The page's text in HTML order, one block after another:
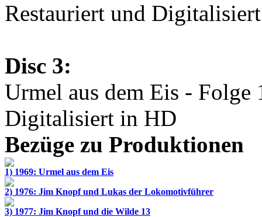
Restauriert und
Disc 3:
Urmel aus dem Eis -
Digitalisiert in HD
Bezüge zu Produktionen
1) 1969: Urmel aus dem Eis
2) 1976: Jim Knopf und Lukas der Lokomotivführer
3) 1977: Jim Knopf und die Wilde 13